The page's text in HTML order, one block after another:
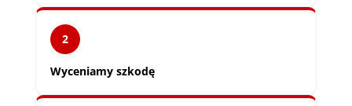
2
Wyceniamy szkodę